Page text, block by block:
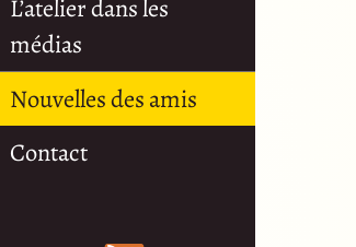
L’atelier dans les
médias
Nouvelles des amis
Contact